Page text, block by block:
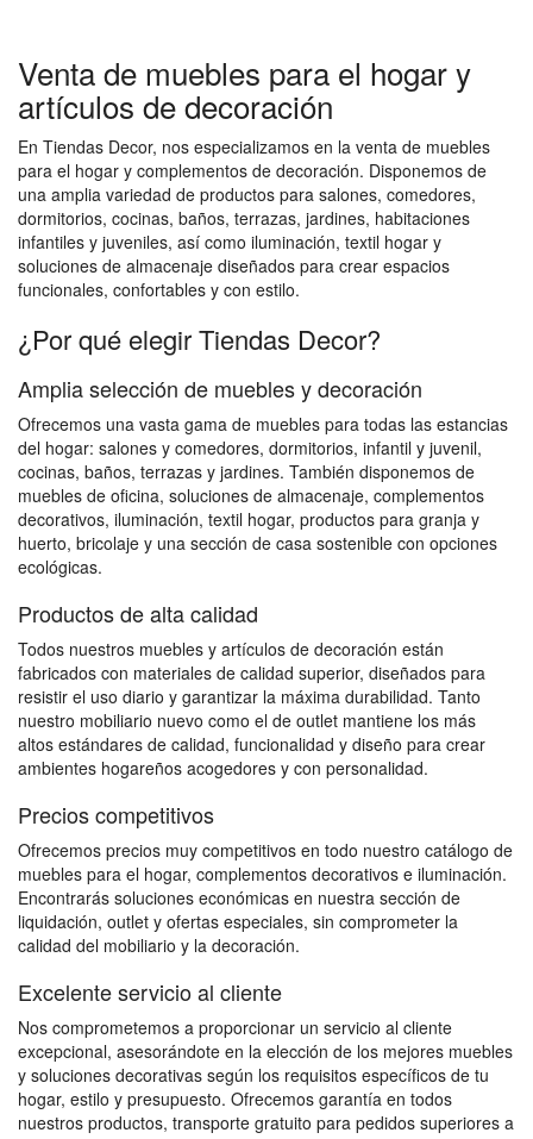
Venta de muebles para el hogar y
artículos de decoración
En Tiendas Decor, nos especializamos en la venta de muebles
para el hogar y complementos de decoración. Disponemos de
una amplia variedad de productos para salones, comedores,
dormitorios, cocinas, baños, terrazas, jardines, habitaciones
infantiles y juveniles, así como iluminación, textil hogar y
soluciones de almacenaje diseñados para crear espacios
funcionales, confortables y con estilo.
¿Por qué elegir Tiendas Decor?
Amplia selección de muebles y decoración
Ofrecemos una vasta gama de muebles para todas las estancias
del hogar: salones y comedores, dormitorios, infantil y juvenil,
cocinas, baños, terrazas y jardines. También disponemos de
muebles de oficina, soluciones de almacenaje, complementos
decorativos, iluminación, textil hogar, productos para granja y
huerto, bricolaje y una sección de casa sostenible con opciones
ecológicas.
Productos de alta calidad
Todos nuestros muebles y artículos de decoración están
fabricados con materiales de calidad superior, diseñados para
resistir el uso diario y garantizar la máxima durabilidad. Tanto
nuestro mobiliario nuevo como el de outlet mantiene los más
altos estándares de calidad, funcionalidad y diseño para crear
ambientes hogareños acogedores y con personalidad.
Precios competitivos
Ofrecemos precios muy competitivos en todo nuestro catálogo de
muebles para el hogar, complementos decorativos e iluminación.
Encontrarás soluciones económicas en nuestra sección de
liquidación, outlet y ofertas especiales, sin comprometer la
calidad del mobiliario y la decoración.
Excelente servicio al cliente
Nos comprometemos a proporcionar un servicio al cliente
excepcional, asesorándote en la elección de los mejores muebles
y soluciones decorativas según los requisitos específicos de tu
hogar, estilo y presupuesto. Ofrecemos garantía en todos
nuestros productos, transporte gratuito para pedidos superiores a